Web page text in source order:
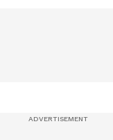
സാധനങ്ങൾ മോഷ്ടിച്ചു